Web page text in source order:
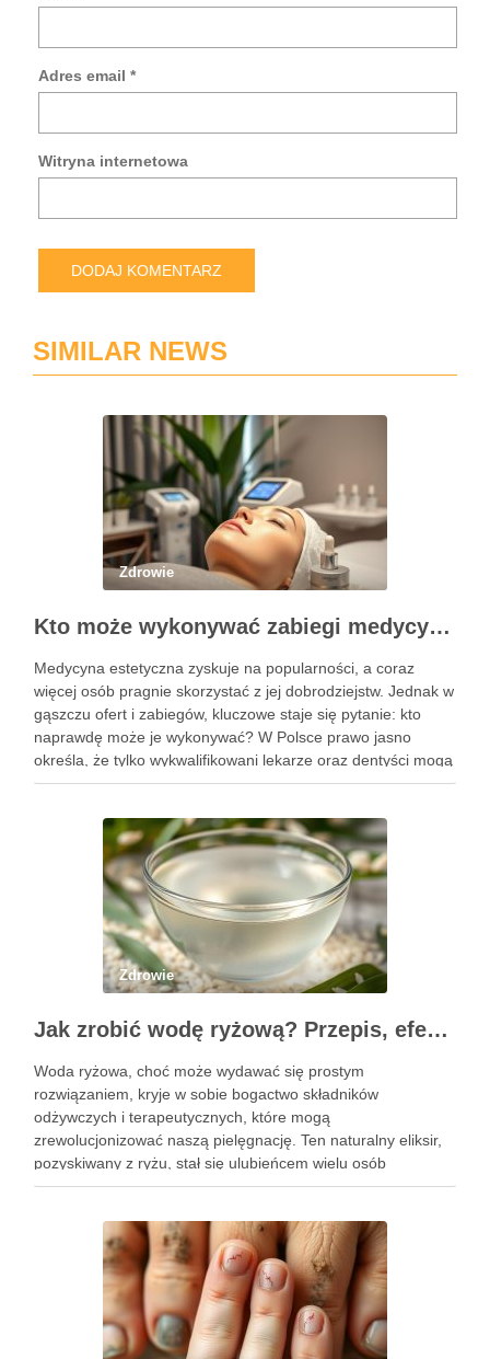
Adres email *
Witryna internetowa
SIMILAR NEWS
Zdrowie
Kto może wykonywać zabiegi medycyny estetycznej? Sprawdź uprawnienia
Medycyna estetyczna zyskuje na popularności, a coraz
więcej osób pragnie skorzystać z jej dobrodziejstw. Jednak w
gąszczu ofert i zabiegów, kluczowe staje się pytanie: kto
naprawdę może je wykonywać? W Polsce prawo jasno
określa, że tylko wykwalifikowani lekarze oraz dentyści mogą
przeprowadzać zabiegi medycyny estetycznej, co ma na celu
Zdrowie
Jak zrobić wodę ryżową? Przepis, efekty i zastosowanie w pielęgnacji
Woda ryżowa, choć może wydawać się prostym
rozwiązaniem, kryje w sobie bogactwo składników
odżywczych i terapeutycznych, które mogą
zrewolucjonizować naszą pielęgnację. Ten naturalny eliksir,
pozyskiwany z ryżu, stał się ulubieńcem wielu osób
dbających o zdrowie włosów oraz kondycję skóry. Dzięki
dostępna dla …